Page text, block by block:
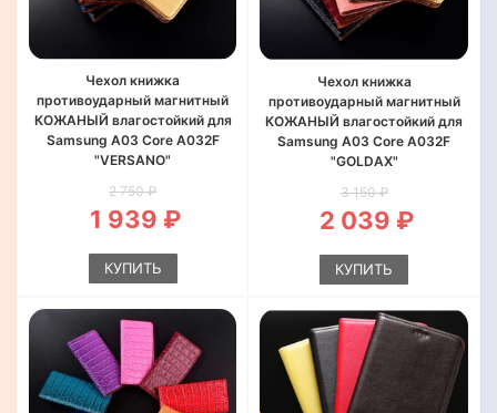
Чехол книжка
противоударный магнитный
КОЖАНЫЙ влагостойкий для
Samsung A03 Core A032F
"VERSANO"
2 750 ₽
1 939 ₽
КУПИТЬ
Чехол книжка
противоударный магнитный
КОЖАНЫЙ влагостойкий для
Samsung A03 Core A032F
"GOLDAX"
3 150 ₽
2 039 ₽
КУПИТЬ